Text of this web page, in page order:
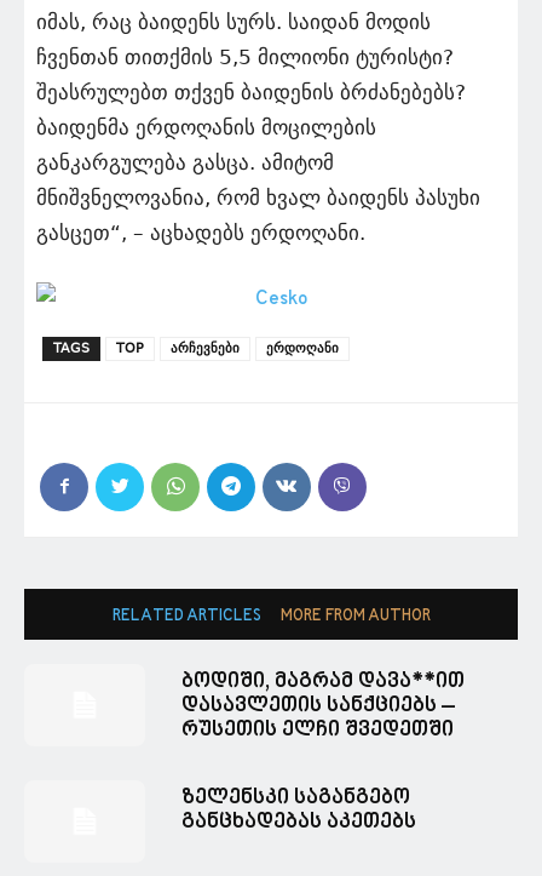
იმას, რაც ბაიდენს სურს. საიდან მოდის
ჩვენთან თითქმის 5,5 მილიონი ტურისტი?
შეასრულებთ თქვენ ბაიდენის ბრძანებებს?
ბაიდენმა ერდოღანის მოცილების
განკარგულება გასცა. ამიტომ
მნიშვნელოვანია, რომ ხვალ ბაიდენს პასუხი
გასცეთ“, – აცხადებს ერდოღანი.
TAGS TOP არჩევნები ერდოღანი
RELATED ARTICLES MORE FROM AUTHOR
ბოდიში, მაგრამ დავა**ით
დასავლეთის სანქციებს –
რუსეთის ელჩი შვედეთში
ზელენსკი საგანგებო
განცხადებას აკეთებს